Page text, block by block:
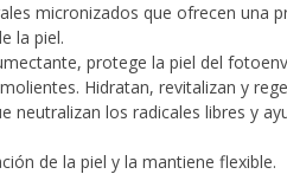
micronizados que ofrecen una
la piel.
protege la piel del
Hidratan, revitalizan y
neutralizan los radicales libres y
de la piel y la mantiene flexible.